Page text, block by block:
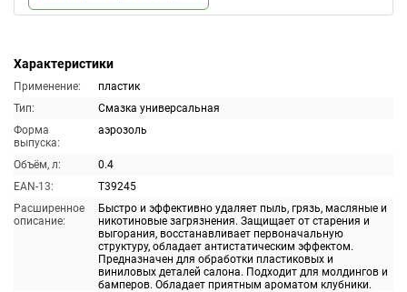
Характеристики
Применение:
пластик
Тип:
Смазка универсальная
Форма
выпуска:
аэрозоль
Объём, л:
0.4
EAN-13:
T39245
Расширенное
описание:
Быстро и эффективно удаляет пыль, грязь, масляные и
никотиновые загрязнения. Защищает от старения и
выгорания, восстанавливает первоначальную
структуру, обладает антистатическим эффектом.
Предназначен для обработки пластиковых и
виниловых деталей салона. Подходит для молдингов и
бамперов. Обладает приятным ароматом клубники.